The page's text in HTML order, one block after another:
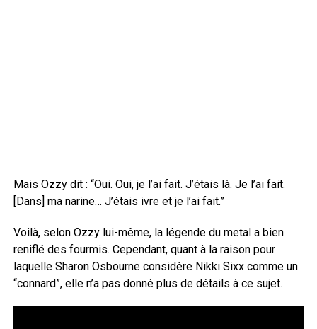
Mais Ozzy dit : “Oui. Oui, je l’ai fait. J’étais là. Je l’ai fait.
[Dans] ma narine… J’étais ivre et je l’ai fait.”
Voilà, selon Ozzy lui-même, la légende du metal a bien
reniflé des fourmis. Cependant, quant à la raison pour
laquelle Sharon Osbourne considère Nikki Sixx comme un
“connard”, elle n’a pas donné plus de détails à ce sujet.